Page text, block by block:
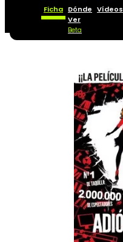
Ficha Dónde
Ver
Beta
Vídeos